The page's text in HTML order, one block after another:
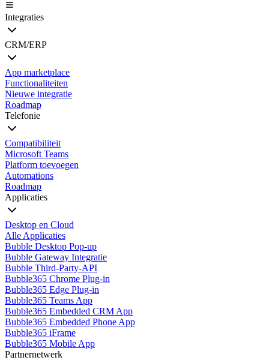
Integraties
CRM/ERP
App marketplace
Functionaliteiten
Nieuwe integratie
Roadmap
Telefonie
Compatibiliteit
Microsoft Teams
Platform toevoegen
Automations
Roadmap
Applicaties
Desktop en Cloud
Alle Applicaties
Bubble Desktop Pop-up
Bubble Gateway Integratie
Bubble Third-Party-API
Bubble365 Chrome Plug-in
Bubble365 Edge Plug-in
Bubble365 Teams App
Bubble365 Embedded CRM App
Bubble365 Embedded Phone App
Bubble365 iFrame
Bubble365 Mobile App
Partnernetwerk